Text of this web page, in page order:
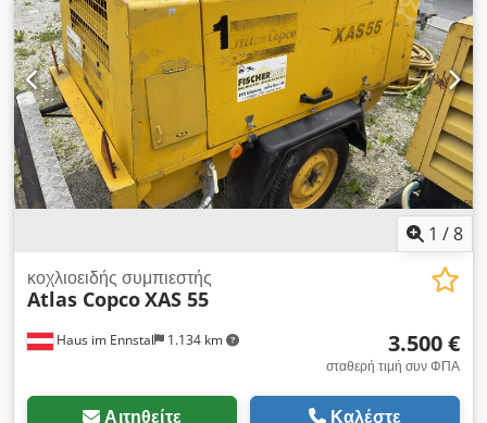
1 /8
Haus im Ennstal 1.134 km
κοχλιοειδής συμπιεστής
Atlas CopcoXAS 55
3.500 €
σταθερή τιμή συν ΦΠΑ
Αιτηθείτε Καλέστε